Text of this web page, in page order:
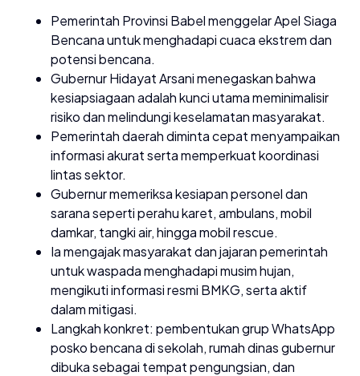
Pemerintah Provinsi Babel menggelar Apel Siaga
Bencana untuk menghadapi cuaca ekstrem dan
potensi bencana.
Gubernur Hidayat Arsani menegaskan bahwa
kesiapsiagaan adalah kunci utama meminimalisir
risiko dan melindungi keselamatan masyarakat.
Pemerintah daerah diminta cepat menyampaikan
informasi akurat serta memperkuat koordinasi
lintas sektor.
Gubernur memeriksa kesiapan personel dan
sarana seperti perahu karet, ambulans, mobil
damkar, tangki air, hingga mobil rescue.
Ia mengajak masyarakat dan jajaran pemerintah
untuk waspada menghadapi musim hujan,
mengikuti informasi resmi BMKG, serta aktif
dalam mitigasi.
Langkah konkret: pembentukan grup WhatsApp
posko bencana di sekolah, rumah dinas gubernur
dibuka sebagai tempat pengungsian, dan